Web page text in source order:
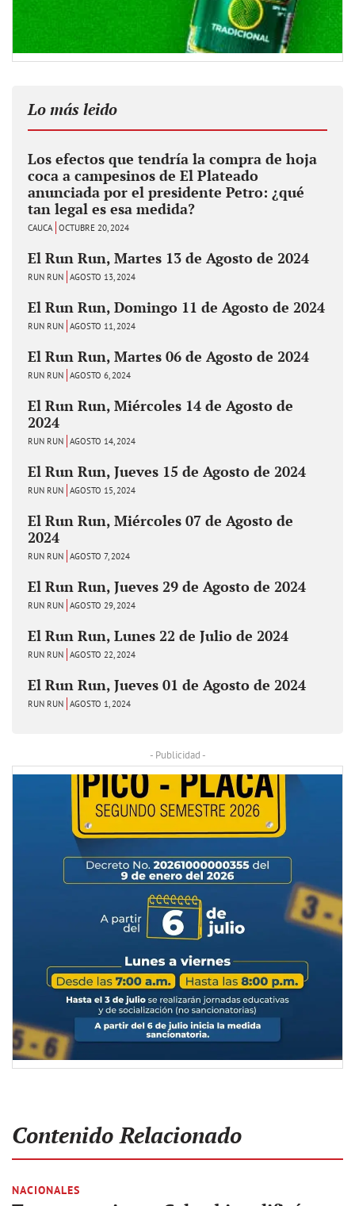
Lo más leido
Los efectos que tendría la compra de hoja
coca a campesinos de El Plateado
anunciada por el presidente Petro: ¿qué
tan legal es esa medida?
CAUCA OCTUBRE 20, 2024
El Run Run, Martes 13 de Agosto de 2024
RUN RUN AGOSTO 13, 2024
El Run Run, Domingo 11 de Agosto de 2024
RUN RUN AGOSTO 11, 2024
El Run Run, Martes 06 de Agosto de 2024
RUN RUN AGOSTO 6, 2024
El Run Run, Miércoles 14 de Agosto de
2024
RUN RUN AGOSTO 14, 2024
El Run Run, Jueves 15 de Agosto de 2024
RUN RUN AGOSTO 15, 2024
El Run Run, Miércoles 07 de Agosto de
2024
RUN RUN AGOSTO 7, 2024
El Run Run, Jueves 29 de Agosto de 2024
RUN RUN AGOSTO 29, 2024
El Run Run, Lunes 22 de Julio de 2024
RUN RUN AGOSTO 22, 2024
El Run Run, Jueves 01 de Agosto de 2024
RUN RUN AGOSTO 1, 2024
- Publicidad -
Contenido Relacionado
NACIONALES